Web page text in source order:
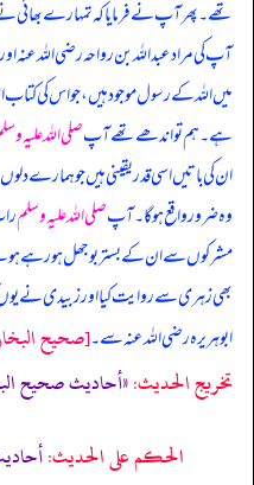
تھے۔ پھر آپ نے فرمایا کہتمہارے بھائی
آپ کی مراد عبداللہ بن رواحہ رضی اللہ
میں اللہ کے رسول موجود ہیں، جو اس کی
ہے۔ ہم تو اندھے تھے آپصلی اللہ علیہ
ان کی باتیں اسی قدر یقینی ہیں جو ہمارے دلوں
وہ ضرور واقع ہو گا۔ آپصلی اللہ علیہ وسلم
مشرکوں سے ان کے بستر بوجھل ہو رہے
بھی زہری سے روایت کیا اور زبیدی نے
ابوہریرہ رضی اللہ عنہ سے۔[صحيح
تخریج الحدیث:«أحاديث صحيح
الحكم على الحديث: